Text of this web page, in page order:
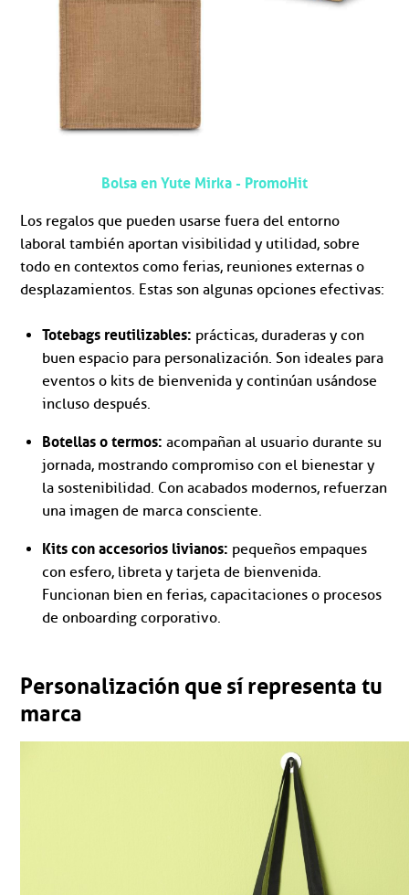
Bolsa en Yute Mirka - PromoHit
Los regalos que pueden usarse fuera del entorno
laboral también aportan visibilidad y utilidad, sobre
todo en contextos como ferias, reuniones externas o
desplazamientos. Estas son algunas opciones efectivas:
Totebags reutilizables: prácticas, duraderas y con
buen espacio para personalización. Son ideales para
eventos o kits de bienvenida y continúan usándose
incluso después.
Botellas o termos: acompañan al usuario durante su
jornada, mostrando compromiso con el bienestar y
la sostenibilidad. Con acabados modernos, refuerzan
una imagen de marca consciente.
Kits con accesorios livianos: pequeños empaques
con esfero, libreta y tarjeta de bienvenida.
Funcionan bien en ferias, capacitaciones o procesos
de onboarding corporativo.
Personalización que sí representa tu
marca